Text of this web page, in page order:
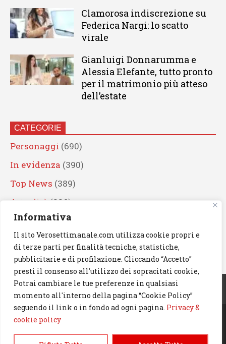
Informativa
Il sito Verosettimanale.com utilizza cookie propri e
di terze parti per finalità tecniche, statistiche,
pubblicitarie e di profilazione. Cliccando “Accetto”
presti il consenso all'utilizzo dei sopracitati cookie,
Potrai cambiare le tue preferenze in qualsiasi
momento all'interno della pagina “Cookie Policy”
seguendo il link o in fondo ad ogni pagina. Privacy &
cookie policy
Clamorosa indiscrezione su
Federica Nargi: lo scatto
virale
Gianluigi Donnarumma e
Alessia Elefante, tutto pronto
per il matrimonio più atteso
dell’estate
CATEGORIE
Personaggi (690)
In evidenza (390)
Top News (389)
Attualità (336)
Eventi(330)
Artisti (241)
News(239)
Cerca
© 2023 Verosettimanale.com. All rights reserved.